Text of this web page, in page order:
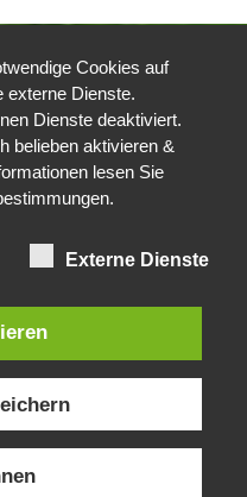
Cookies auf
externe Dienste.
Dienste deaktiviert.
belieben aktivieren &
lesen Sie
Externe Dienste